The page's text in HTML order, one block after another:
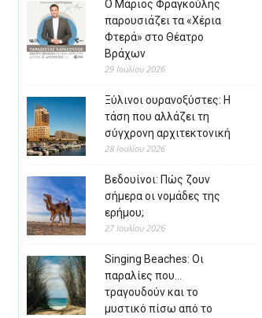
Ο Μάριος Φραγκούλης
παρουσιάζει τα «Χέρια
Φτερά» στο Θέατρο
Βράχων
29 Ιουλίου 2026
Ξύλινοι ουρανοξύστες: Η
τάση που αλλάζει τη
σύγχρονη αρχιτεκτονική
28 Ιουλίου 2026
Βεδουίνοι: Πώς ζουν
σήμερα οι νομάδες της
ερήμου;
27 Ιουλίου 2026
Singing Beaches: Οι
παραλίες που…
τραγουδούν και το
μυστικό πίσω από το